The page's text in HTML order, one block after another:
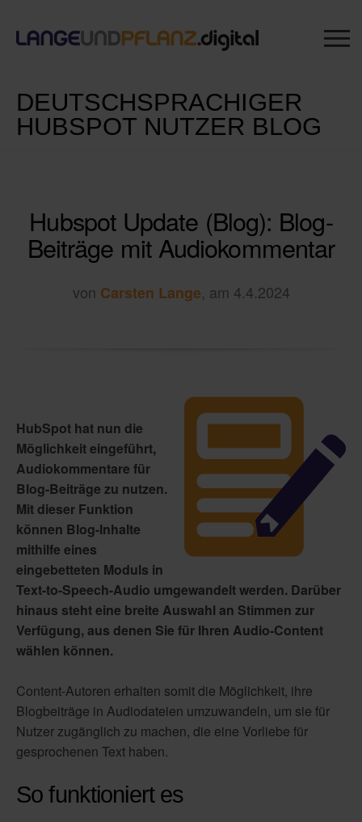
DEUTSCHSPRACHIGER
HUBSPOT NUTZER BLOG
Hubspot Update (Blog): Blog-
Beiträge mit Audiokommentar
von Carsten Lange, am 4.4.2024
HubSpot hat nun die
Möglichkeit eingeführt,
Audiokommentare für
Blog-Beiträge zu nutzen.
Mit dieser Funktion
können Blog-Inhalte
mithilfe eines
eingebetteten Moduls in
Text-to-Speech-Audio umgewandelt werden. Darüber
hinaus steht eine breite Auswahl an Stimmen zur
Verfügung, aus denen Sie für Ihren Audio-Content
wählen können.
Content-Autoren erhalten somit die Möglichkeit, ihre
Blogbeiträge in Audiodateien umzuwandeln, um sie für
Nutzer zugänglich zu machen, die eine Vorliebe für
gesprochenen Text haben.
So funktioniert es